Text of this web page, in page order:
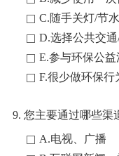
C.随手关灯/节水
D.选择公共交
E.参与环保公益
F.很少做环保行
9. 您主要通过哪些渠
A.电视、广播